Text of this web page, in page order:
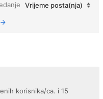
Vrijeme posta(nja)
korisnika/ca. i 15